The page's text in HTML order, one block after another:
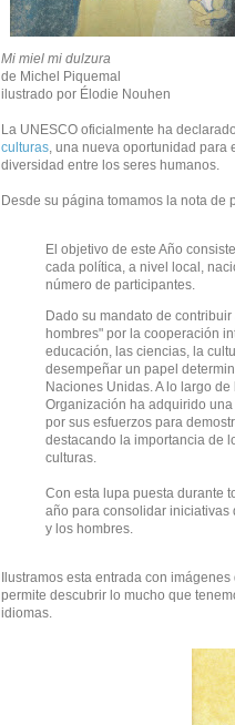
Mi miel mi dulzura
de Michel Piquemal
ilustrado por Élodie Nouhen
La UNESCO oficialmente ha
culturas , una nueva oportunidad
diversidad entre los seres humanos.
Desde su página tomamos la nota de
El objetivo de este Año
cada política, a nivel local,
número de participantes.
Dado su mandato de
hombres" por la cooperación
educación, las ciencias, la
desempeñar un papel
Naciones Unidas. A lo largo
Organización ha adquirido
por sus esfuerzos para
destacando la importancia de
culturas.
Con esta lupa puesta durante
año para consolidar iniciativas
y los hombres.
Ilustramos esta entrada con imágenes
permite descubrir lo mucho que
idiomas.